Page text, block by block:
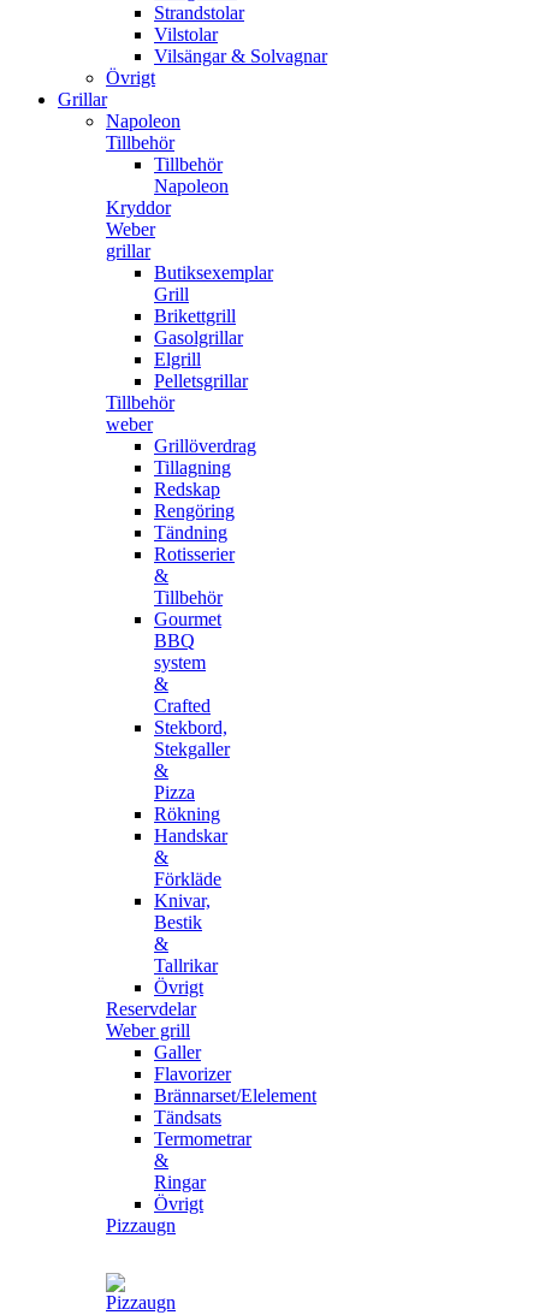
Strandstolar
Vilstolar
Vilsängar & Solvagnar
Övrigt
Grillar
Napoleon
Tillbehör
Tillbehör
Napoleon
Kryddor
Weber
grillar
Butiksexemplar
Grill
Brikettgrill
Gasolgrillar
Elgrill
Pelletsgrillar
Tillbehör
weber
Grillöverdrag
Tillagning
Redskap
Rengöring
Tändning
Rotisserier
&
Tillbehör
Gourmet
BBQ
system
&
Crafted
Stekbord,
Stekgaller
&
Pizza
Rökning
Handskar
&
Förkläde
Knivar,
Bestik
&
Tallrikar
Övrigt
Reservdelar
Weber grill
Galler
Flavorizer
Brännarset/Elelement
Tändsats
Termometrar
&
Ringar
Övrigt
Pizzaugn